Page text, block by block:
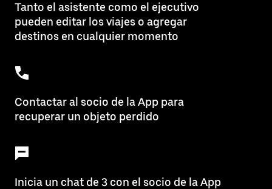
Tanto el asistente como el ejecutivo
pueden editar los viajes o agregar
destinos en cualquier momento
Contactar al socio de la App para
recuperar un objeto perdido
Inicia un chat de 3 con el socio de la App